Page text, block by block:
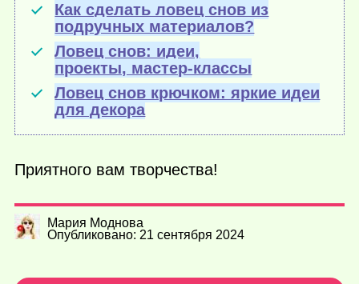
Как сделать ловец снов из
подручных материалов?
Ловец снов: идеи,
проекты, мастер-классы
Ловец снов крючком: яркие идеи
для декора
Приятного вам творчества!
Мария Моднова
Опубликовано: 21 сентября 2024